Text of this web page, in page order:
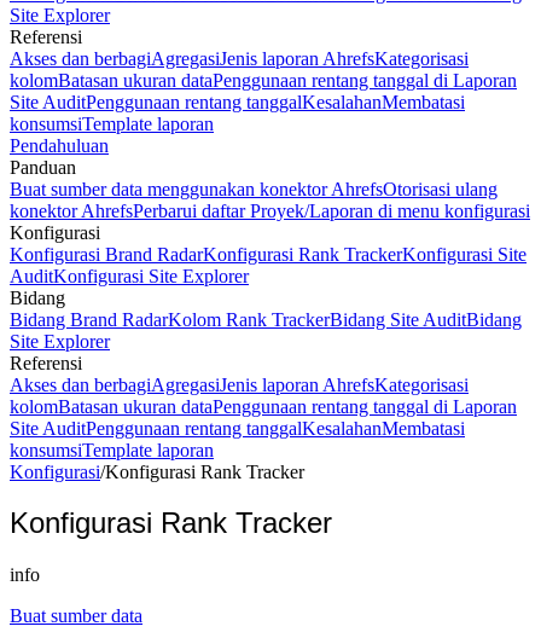
Site Explorer
Referensi
Akses dan berbagiAgregasiJenis laporan AhrefsKategorisasi
kolomBatasan ukuran dataPenggunaan rentang tanggal di Laporan
Site AuditPenggunaan rentang tanggalKesalahanMembatasi
konsumsiTemplate laporan
Pendahuluan
Panduan
Buat sumber data menggunakan konektor AhrefsOtorisasi ulang
konektor AhrefsPerbarui daftar Proyek/Laporan di menu konfigurasi
Konfigurasi
Konfigurasi Brand RadarKonfigurasi Rank TrackerKonfigurasi Site
AuditKonfigurasi Site Explorer
Bidang
Bidang Brand RadarKolom Rank TrackerBidang Site AuditBidang
Site Explorer
Referensi
Akses dan berbagiAgregasiJenis laporan AhrefsKategorisasi
kolomBatasan ukuran dataPenggunaan rentang tanggal di Laporan
Site AuditPenggunaan rentang tanggalKesalahanMembatasi
konsumsiTemplate laporan
Konfigurasi/Konfigurasi Rank Tracker
Konfigurasi Rank Tracker
info
Buat sumber data